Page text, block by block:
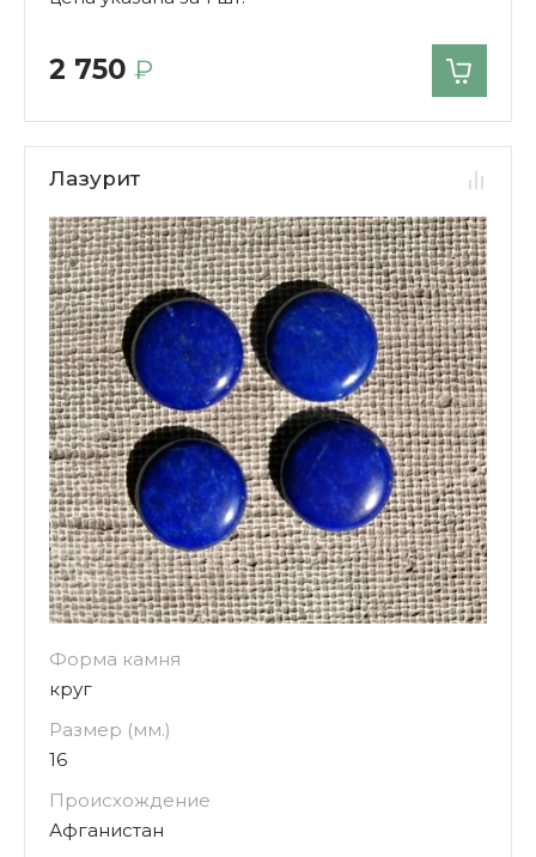
2 750 ₽
Лазурит
Форма камня
круг
Размер (мм.)
16
Происхождение
Афганистан